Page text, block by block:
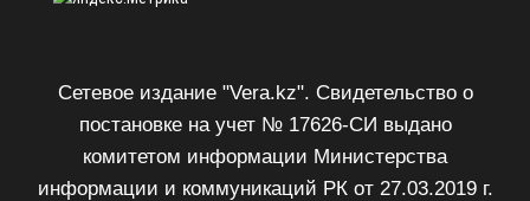
Сетевое издание "Vera.kz". Свидетельство о
постановке на учет № 17626-СИ выдано
комитетом информации Министерства
информации и коммуникаций РК от 27.03.2019 г.